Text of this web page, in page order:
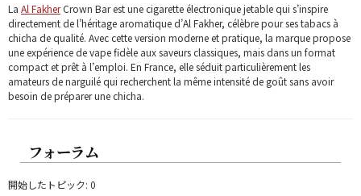
La Al FakherCrown Bar est une cigarette électronique jetable qui s’inspire
directement de l’héritage aromatique d’Al Fakher, célèbre pour ses tabacs à
chicha de qualité. Avec cette version moderne et pratique, la marque propose
une expérience de vape fidèle aux saveurs classiques, mais dans un format
compact et prêt à l’emploi. En France, elle séduit particulièrement les
amateurs de narguilé qui recherchent la même intensité de goût sans avoir
besoin de préparer une chicha.
フォーラム
開始したトピック: 0